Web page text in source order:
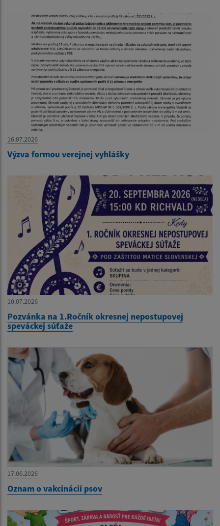
16.07.2026
Výzva formou verejnej vyhlášky
10.07.2026
Pozvánka na 1.Ročník okresnej nepostupovej
speváckej súťaže
17.06.2026
Oznam o vakcinácií psov